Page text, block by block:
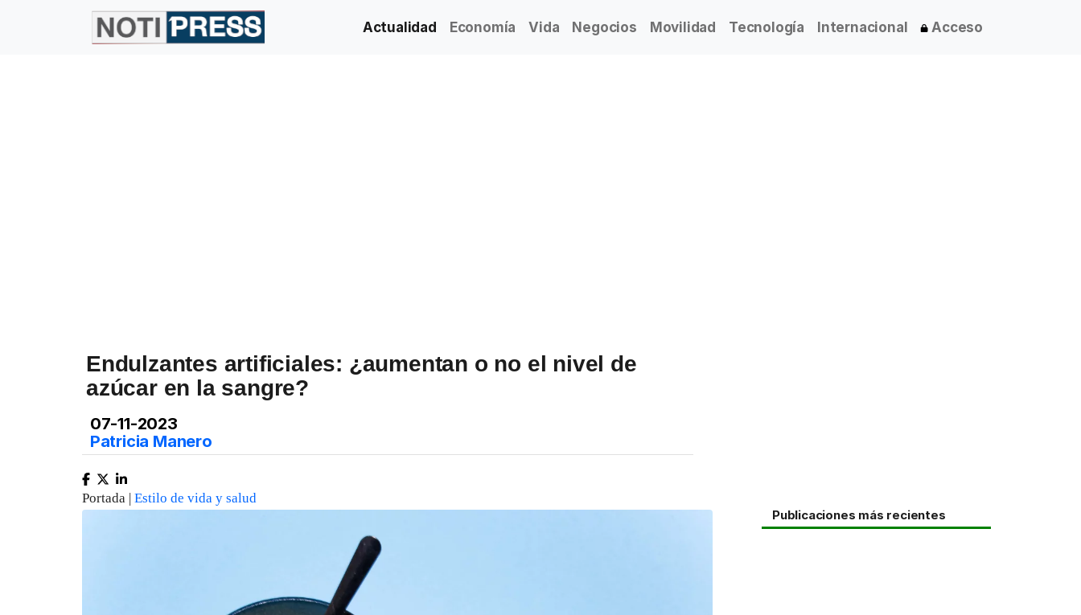
Actualidad Economía Vida Negocios Movilidad Tecnología Internacional Acceso
Endulzantes artificiales: ¿aumentan o no el nivel de
azúcar en la sangre?
07-11-2023
Patricia Manero
Portada | Estilo de vida y salud
Publicaciones más recientes